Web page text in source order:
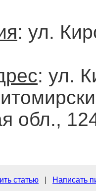
: ул.
: ул.
обл.,
статью
Написать